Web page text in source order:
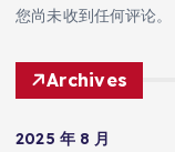
您尚未收到任何评论。
Archives
2025 年 8 月